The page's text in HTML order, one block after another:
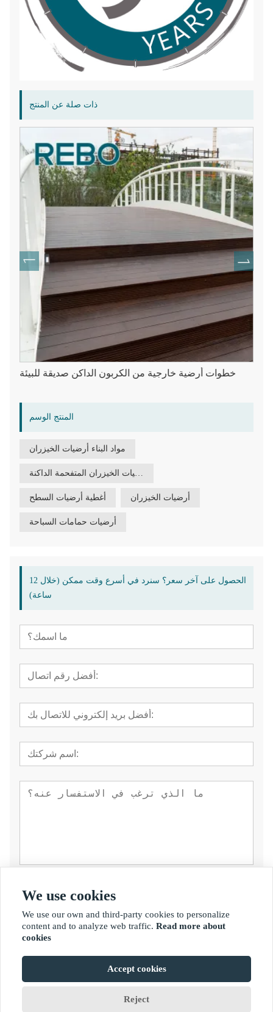
ذات صلة عن المنتج
خطوات أرضية خارجية من الكربون الداكن صديقة للبيئة
المنتج الوسم
مواد البناء أرضيات الخيزران
أرضيات الخيزران المتفحمة الداكنة
أغطية أرضيات السطح أرضيات الخيزران
أرضيات حمامات السباحة
الحصول على آخر سعر؟ سنرد في أسرع وقت ممكن (خلال 12
ساعة)
تقدم
We use cookies
We use our own and third-party cookies to personalize
content and to analyze web traffic. Read more about
cookies
Accept cookies
Reject